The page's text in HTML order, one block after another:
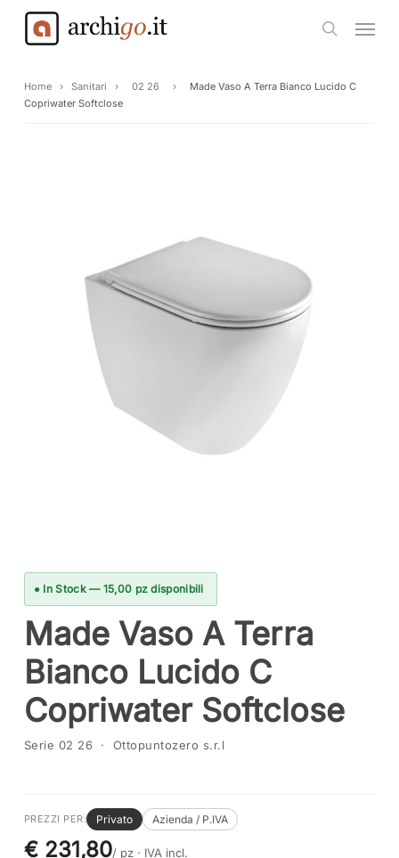
content
search
Home › Sanitari › 02 26 ›
Made Vaso A Terra Bianco Lucido C
Copriwater Softclose
● In Stock — 15,00 pz disponibili
Made Vaso A Terra
Bianco Lucido C
Copriwater Softclose
Serie 02 26 · Ottopuntozero s.r.l
PREZZI PER: Privato Azienda / P.IVA
€ 231,80/ pz · IVA incl.